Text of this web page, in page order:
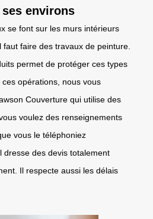
environs
se font sur les murs intérieurs
faire des travaux de peinture.
permet de protéger ces types
opérations, nous vous
Couverture qui utilise des
voulez des renseignements
vous le téléphoniez
dresse des devis totalement
Il respecte aussi les délais